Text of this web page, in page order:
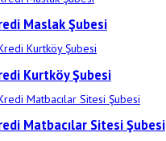
Maslak Şubesi
Kurtköy Şubesi
Matbacılar Sitesi Şubesi